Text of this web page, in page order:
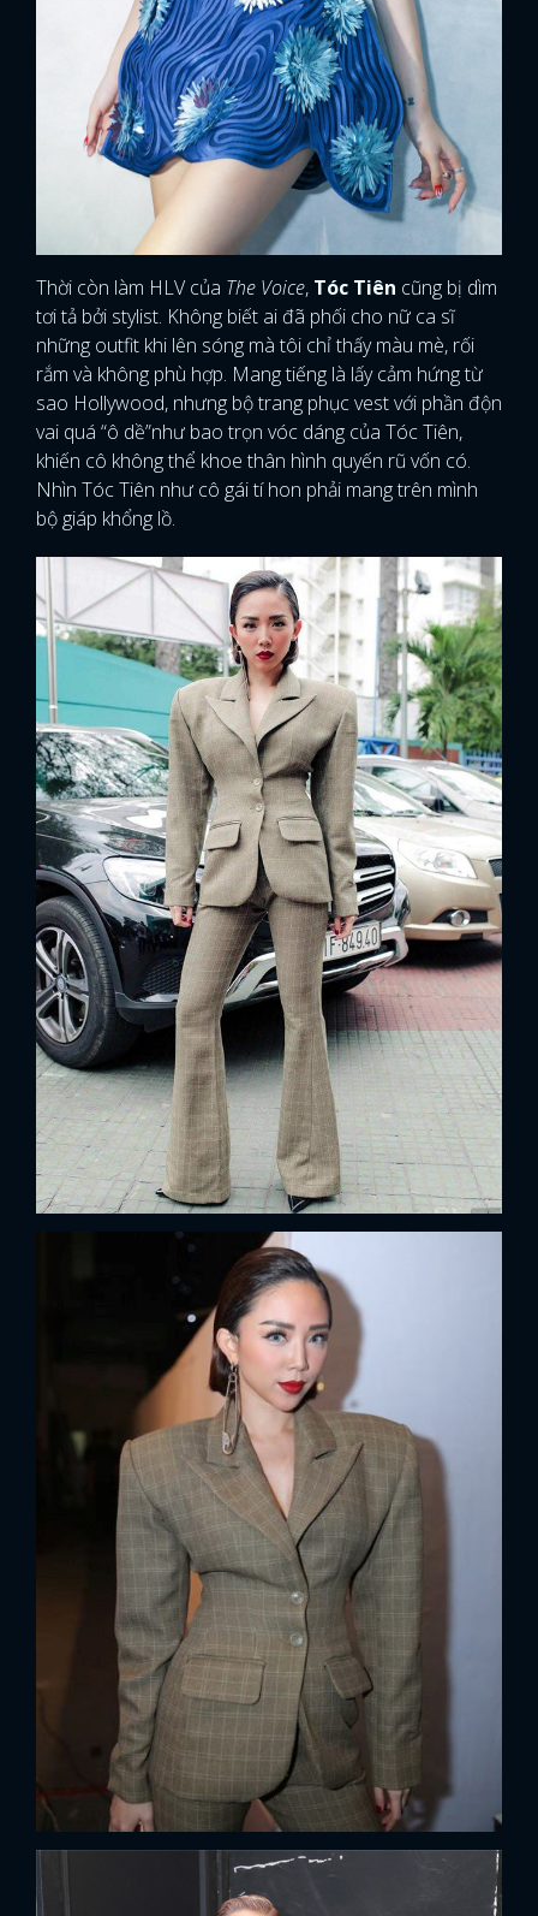
Thời còn làm HLV của The Voice, Tóc Tiên cũng bị dìm
tơi tả bởi stylist. Không biết ai đã phối cho nữ ca sĩ
những outfit khi lên sóng mà tôi chỉ thấy màu mè, rối
rắm và không phù hợp. Mang tiếng là lấy cảm hứng từ
sao Hollywood, nhưng bộ trang phục vest với phần độn
vai quá “ô dề”như bao trọn vóc dáng của Tóc Tiên,
khiến cô không thể khoe thân hình quyến rũ vốn có.
Nhìn Tóc Tiên như cô gái tí hon phải mang trên mình
bộ giáp khổng lồ.